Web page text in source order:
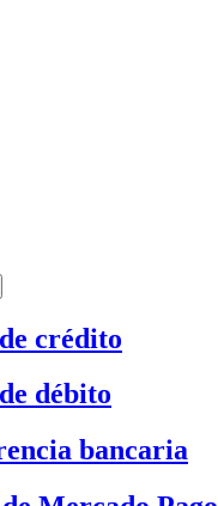
crédito
débito
bancaria